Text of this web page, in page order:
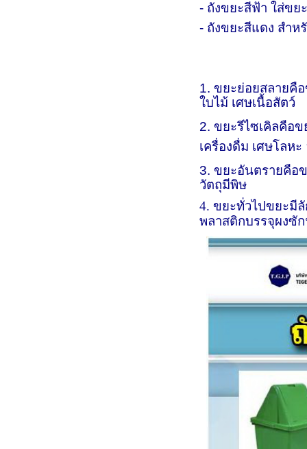
- ถังขยะสีฟ้า ใส่ขย
- ถังขยะสีแดง สำ
1. ขยะย่อยสลายคือ
ใบไม้ เศษเนื้อสัตว์
2. ขยะรีไซเคิลคือข
เครื่องดื่ม เศษโลห
3. ขยะอันตรายคือ
วัตถุมีพิษ
4. ขยะทั่วไปขยะมี
พลาสติกบรรจุผงซั